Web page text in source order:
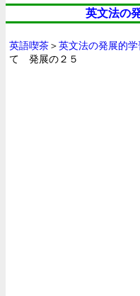
英文法の
英語喫茶＞英文法の発展的学
て 発展の２５